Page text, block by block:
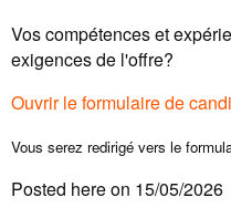
Vos compétences et
exigences de l'offre?
Ouvrir le formulaire de
Vous serez redirigé vers le
Posted here on 15/05/2026